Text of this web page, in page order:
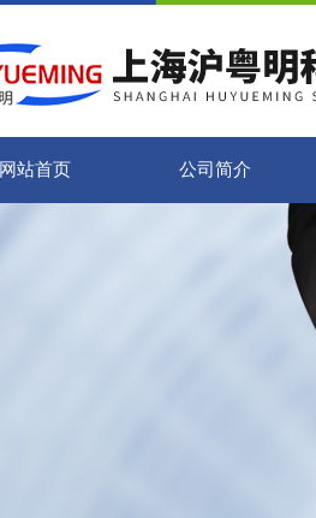
网站首页 公司简介